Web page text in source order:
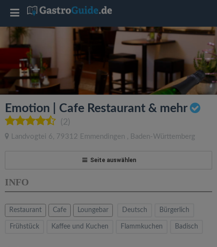
Emotion | Cafe Restaurant & mehr
(2)
Landvogtei 6, 79312 Emmendingen , Baden-Württemberg
Seite auswählen
INFO
Restaurant Cafe Loungebar Deutsch Bürgerlich
Frühstück Kaffee und Kuchen Flammkuchen Badisch
T
g
g
l
e
a
v